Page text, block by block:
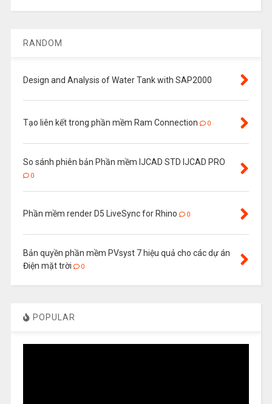
RANDOM
Design and Analysis of Water Tank with SAP2000
Tạo liên kết trong phần mềm Ram Connection 0
So sánh phiên bản Phần mềm IJCAD STD IJCAD PRO
0
Phần mềm render D5 LiveSync for Rhino 0
Bản quyền phần mềm PVsyst 7 hiệu quả cho các dự án
Điện mặt trời
0
POPULAR